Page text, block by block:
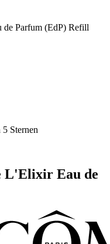
Sternen
L'Elixir Eau de